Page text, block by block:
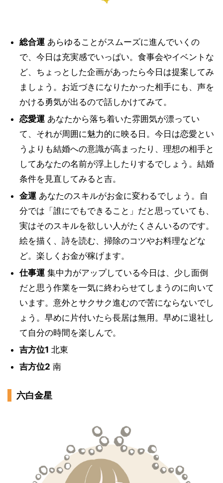
総合運あらゆることがスムーズに進んでいくの
で、今日は充実感でいっぱい。食事会やイベントな
ど、ちょっとした企画があったら今日は提案してみ
ましょう。お近づきになりたかった相手にも、声を
かける勇気が出るので話しかけてみて。
恋愛運あなたから落ち着いた雰囲気が漂ってい
て、それが周囲に魅力的に映る日。今日は恋愛とい
うよりも結婚への意識が高まったり、理想の相手と
してあなたの名前が浮上したりするでしょう。結婚
条件を見直してみると吉。
金運あなたのスキルがお金に変わるでしょう。自
分では「誰にでもできること」だと思っていても、
実はそのスキルを欲しい人がたくさんいるのです。
絵を描く、詩を読む、掃除のコツやお料理などな
ど。楽しくお金が稼げます。
仕事運集中力がアップしている今日は、少し面倒
だと思う作業を一気に終わらせてしまうのに向いて
います。意外とサクサク進むので苦にならないでし
ょう。早めに片付いたら長居は無用。早めに退社し
て自分の時間を楽しんで。
吉方位1 北東
吉方位2 南
六白金星